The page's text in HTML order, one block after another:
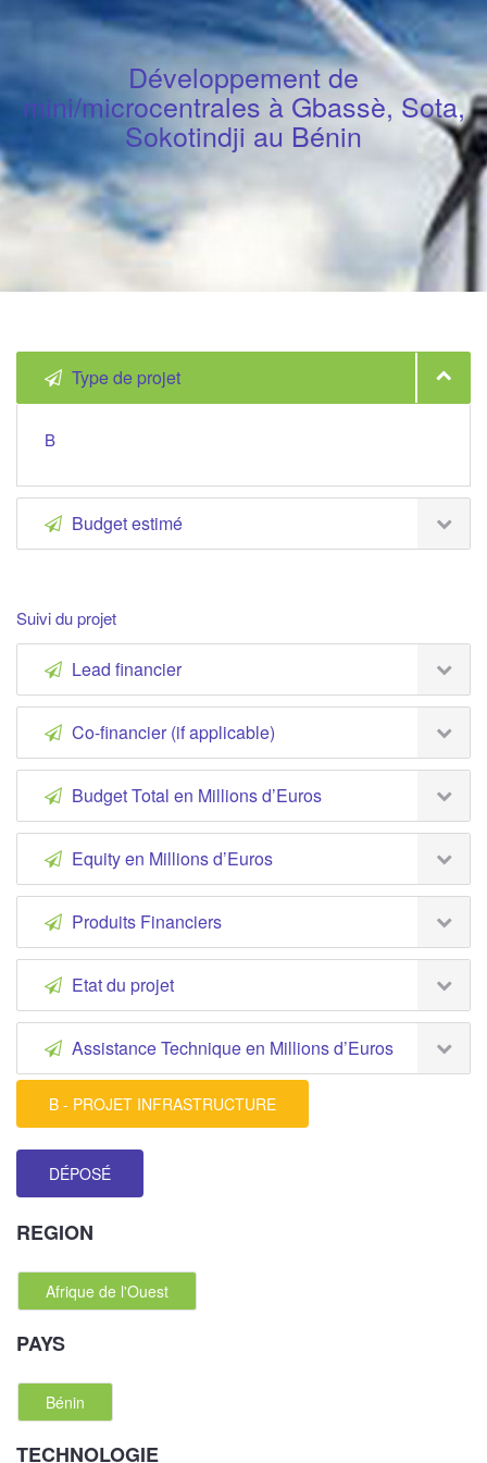
Développement de
mini/microcentrales à Gbassè, Sota,
Sokotindji au Bénin
Type de projet
B
Budget estimé
Suivi du projet
Lead financier
Co-financier (if applicable)
Budget Total en Millions d’Euros
Equity en Millions d’Euros
Produits Financiers
Etat du projet
Assistance Technique en Millions d’Euros
B - PROJET INFRASTRUCTURE
DÉPOSÉ
REGION
Afrique de l'Ouest
PAYS
Bénin
TECHNOLOGIE